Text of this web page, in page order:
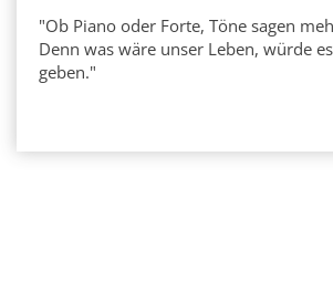
"Ob Piano oder Forte, Töne sagen
Denn was wäre unser Leben, würde
geben."